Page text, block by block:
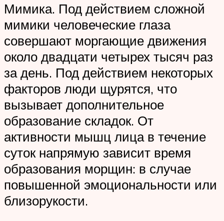
Мимика. Под действием сложной
мимики человеческие глаза
совершают моргающие движения
около двадцати четырех тысяч раз
за день. Под действием некоторых
факторов люди щурятся, что
вызывает дополнительное
образование складок. От
активности мышц лица в течение
суток напрямую зависит время
образования морщин: в случае
повышенной эмоциональности или
близорукости.